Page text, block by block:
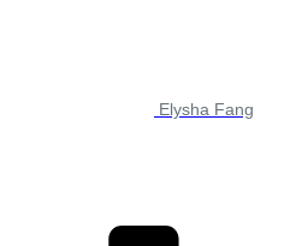
Elysha Fang